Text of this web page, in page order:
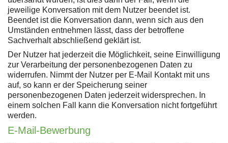
jeweilige Konversation mit dem Nutzer beendet ist.
Beendet ist die Konversation dann, wenn sich aus den
Umständen entnehmen lässt, dass der betroffene
Sachverhalt abschließend geklärt ist.
Der Nutzer hat jederzeit die Möglichkeit, seine Einwilligung
zur Verarbeitung der personenbezogenen Daten zu
widerrufen. Nimmt der Nutzer per E-Mail Kontakt mit uns
auf, so kann er der Speicherung seiner
personenbezogenen Daten jederzeit widersprechen. In
einem solchen Fall kann die Konversation nicht fortgeführt
werden.
E-Mail-Bewerbung